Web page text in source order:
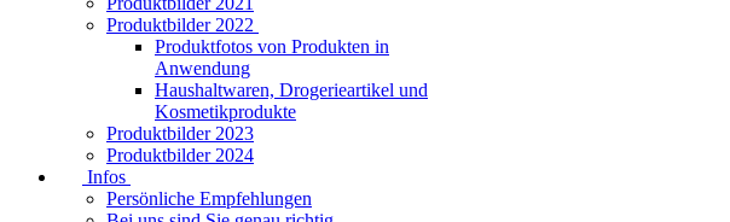
Produktbilder 2022
Produktfotos von Produkten in
Anwendung
Haushaltwaren, Drogerieartikel und
Kosmetikprodukte
Produktbilder 2023
Produktbilder 2024
Infos
Persönliche Empfehlungen